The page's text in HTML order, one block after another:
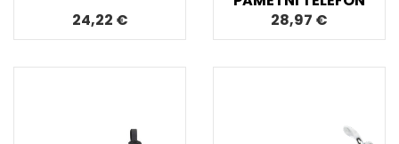
24,22 €
28,97 €